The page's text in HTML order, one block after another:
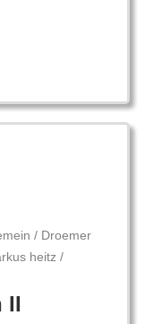
/ Droemer
heitz /
II